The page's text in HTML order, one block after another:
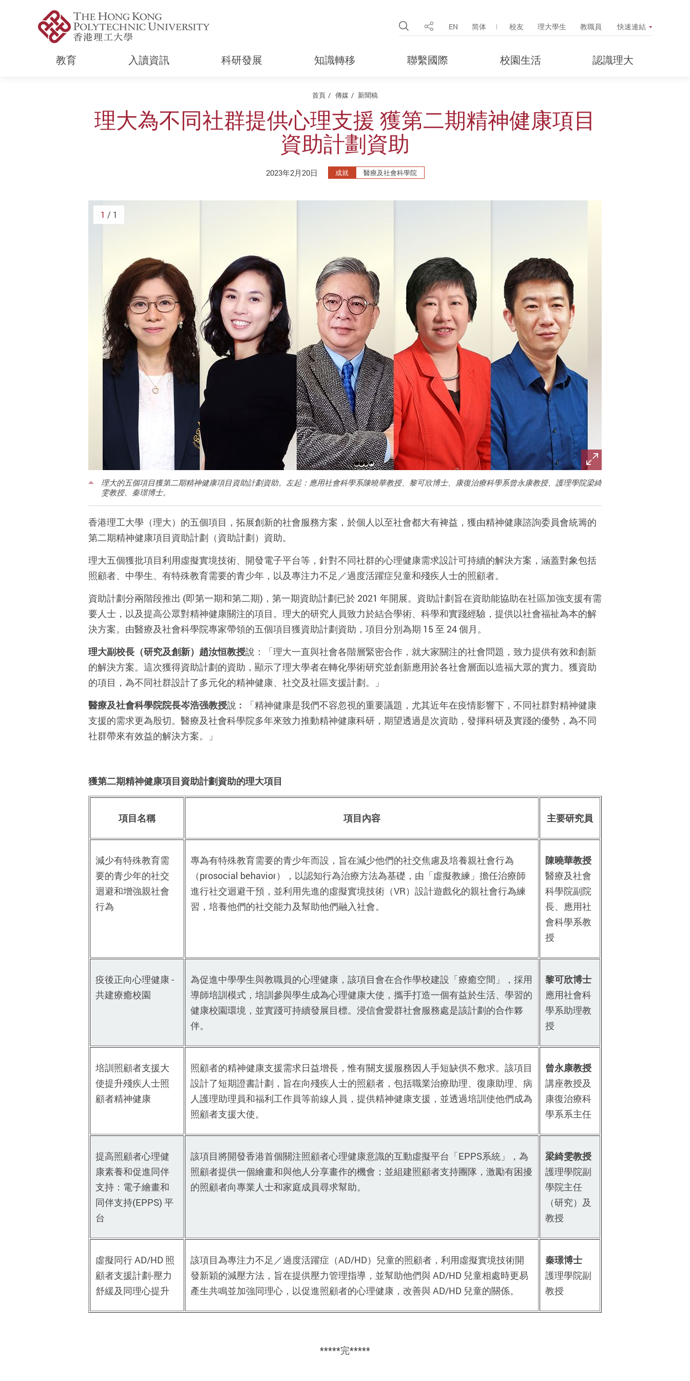
Open Site Search Popup
分享 EN 简体 校友 理大學生 教職員 快速連結
教育 入讀資訊 科研發展 知識轉移 聯繫國際 校園生活 認識理大
首頁 傳媒 新聞稿
理大為不同社群提供心理支援 獲第二期精神健康項目
資助計劃資助
2023年2月20日 成就 醫療及社會科學院
理大的五個項目獲第二期精神健康項目資助計劃資助。左起：應用社會科學系陳曉華教授、黎可欣博士、康復治療科學系曾永康教授、護理學院梁綺
雯教授、秦璟博士。
1 / 1
香港理工大學（理大）的五個項目，拓展創新的社會服務方案，於個人以至社會都大有裨益，獲由精神健康諮詢委員會統籌的
第二期精神健康項目資助計劃（資助計劃）資助。
理大五個獲批項目利用虛擬實境技術、開發電子平台等，針對不同社群的心理健康需求設計可持續的解決方案，涵蓋對象包括
照顧者、中學生、有特殊教育需要的青少年，以及專注力不足／過度活躍症兒童和殘疾人士的照顧者。
資助計劃分兩階段推出 (即第一期和第二期)，第一期資助計劃已於 2021 年開展。資助計劃旨在資助能協助在社區加強支援有需
要人士，以及提高公眾對精神健康關注的項目。理大的研究人員致力於結合學術、科學和實踐經驗，提供以社會福祉為本的解
決方案。由醫療及社會科學院專家帶領的五個項目獲資助計劃資助，項目分別為期 15 至 24 個月。
理大副校長（研究及創新）趙汝恒教授說：「理大一直與社會各階層緊密合作，就大家關注的社會問題，致力提供有效和創新
的解決方案。這次獲得資助計劃的資助，顯示了理大學者在轉化學術研究並創新應用於各社會層面以造福大眾的實力。獲資助
的項目，為不同社群設計了多元化的精神健康、社交及社區支援計劃。」
醫療及社會科學院院長岑浩强教授說︰「精神健康是我們不容忽視的重要議題，尤其近年在疫情影響下，不同社群對精神健康
支援的需求更為殷切。醫療及社會科學院多年來致力推動精神健康科研，期望透過是次資助，發揮科研及實踐的優勢，為不同
社群帶來有效益的解決方案。」
獲第二期精神健康項目資助計劃資助的理大項目
項目名稱 項目內容 主要研究員
減少有特殊教育需
要的青少年的社交
迴避和增強親社會
行為
專為有特殊教育需要的青少年而設，旨在減少他們的社交焦慮及培養親社會行為
（prosocial behavior），以認知行為治療方法為基礎，由「虛擬教練」擔任治療師
進行社交迴避干預，並利用先進的虛擬實境技術（VR）設計遊戲化的親社會行為練
習，培養他們的社交能力及幫助他們融入社會。
陳曉華教授
醫療及社會
科學院副院
長、應用社
會科學系教
授
疫後正向心理健康 -
共建療癒校園
為促進中學學生與教職員的心理健康，該項目會在合作學校建設「療癒空間」，採用
導師培訓模式，培訓參與學生成為心理健康大使，攜手打造一個有益於生活、學習的
健康校園環境，並實踐可持續發展目標。浸信會愛群社會服務處是該計劃的合作夥
伴。
黎可欣博士
應用社會科
學系助理教
授
培訓照顧者支援大
使提升殘疾人士照
顧者精神健康
照顧者的精神健康支援需求日益增長，惟有關支援服務因人手短缺供不敷求。該項目
設計了短期證書計劃，旨在向殘疾人士的照顧者，包括職業治療助理、復康助理、病
人護理助理員和福利工作員等前線人員，提供精神健康支援，並透過培訓使他們成為
照顧者支援大使。
曾永康教授
講座教授及
康復治療科
學系系主任
提高照顧者心理健
康素養和促進同伴
支持：電子繪畫和
同伴支持(EPPS) 平
台
該項目將開發香港首個關注照顧者心理健康意識的互動虛擬平台「EPPS系統」，為
照顧者提供一個繪畫和與他人分享畫作的機會；並組建照顧者支持團隊，激勵有困擾
的照顧者向專業人士和家庭成員尋求幫助。
梁綺雯教授
護理學院副
學院主任
（研究）及
教授
虛擬同行 AD/HD 照
顧者支援計劃-壓力
舒緩及同理心提升
該項目為專注力不足／過度活躍症（AD/HD）兒童的照顧者，利用虛擬實境技術開
發新穎的減壓方法，旨在提供壓力管理指導，並幫助他們與 AD/HD 兒童相處時更易
產生共鳴並加強同理心，以促進照顧者的心理健康，改善與 AD/HD 兒童的關係。
秦璟博士
護理學院副
教授
*****完*****